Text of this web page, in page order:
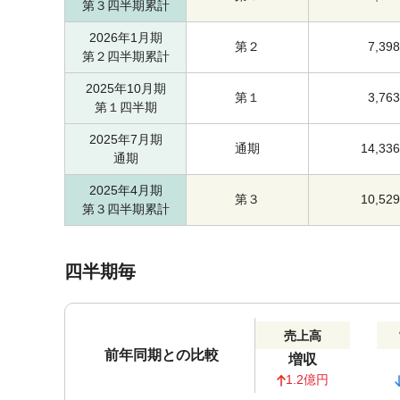
第３四半期累計
2026年1月期
第２四半期累計
第２ 7,398
2025年10月期
第１四半期
第１ 3,763
2025年7月期
通期
通期 14,336
2025年4月期
第３四半期累計
第３ 10,529
四半期毎
前年同期との比較
売上高
増収
1.2億円